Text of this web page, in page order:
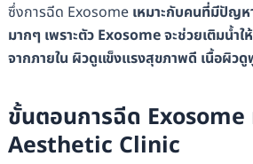
ซึ่งการฉีด Exosomeเหมาะกับคนที่มีปัญห
มากๆ เพราะตัว Exosome จะช่วยเติมน้ำ
จากภายใน ผิวดูแข็งแรงสุขภาพดี เนื้อผิว
ขั้นตอนการฉีด
Aesthetic Clinic